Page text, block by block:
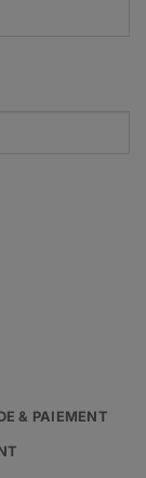
& PAIEMENT